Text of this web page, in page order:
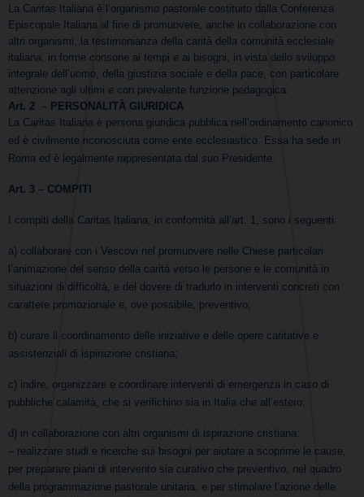
La Caritas Italiana è l’organismo pastorale costituito dalla Conferenza
Episcopale Italiana al fine di promuovere, anche in collaborazione con
altri organismi, la testimonianza della carità della comunità ecclesiale
italiana, in forme consone ai tempi e ai bisogni, in vista dello sviluppo
integrale dell’uomo, della giustizia sociale e della pace, con particolare
attenzione agli ultimi e con prevalente funzione pedagogica.
Art. 2 – PERSONALITÀ GIURIDICA
La Caritas Italiana è persona giuridica pubblica nell’ordinamento canonico
ed è civilmente riconosciuta come ente ecclesiastico. Essa ha sede in
Roma ed è legalmente rappresentata dal suo Presidente.
Art. 3 – COMPITI
I compiti della Caritas Italiana, in conformità all’art. 1, sono i seguenti:
a) collaborare con i Vescovi nel promuovere nelle Chiese particolari
l’animazione del senso della carità verso le persone e le comunità in
situazioni di difficoltà, e del dovere di tradurlo in interventi concreti con
carattere promozionale e, ove possibile, preventivo;
b) curare il coordinamento delle iniziative e delle opere caritative e
assistenziali di ispirazione cristiana;
c) indire, organizzare e coordinare interventi di emergenza in caso di
pubbliche calamità, che si verifichino sia in Italia che all’estero;
d) in collaborazione con altri organismi di ispirazione cristiana:
– realizzare studi e ricerche sui bisogni per aiutare a scoprirne le cause,
per preparare piani di intervento sia curativo che preventivo, nel quadro
della programmazione pastorale unitaria, e per stimolare l’azione delle